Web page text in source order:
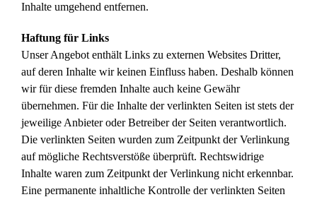
Inhalte umgehend entfernen.
Haftung für Links
Unser Angebot enthält Links zu externen Websites Dritter,
auf deren Inhalte wir keinen Einfluss haben. Deshalb können
wir für diese fremden Inhalte auch keine Gewähr
übernehmen. Für die Inhalte der verlinkten Seiten ist stets der
jeweilige Anbieter oder Betreiber der Seiten verantwortlich.
Die verlinkten Seiten wurden zum Zeitpunkt der Verlinkung
auf mögliche Rechtsverstöße überprüft. Rechtswidrige
Inhalte waren zum Zeitpunkt der Verlinkung nicht erkennbar.
Eine permanente inhaltliche Kontrolle der verlinkten Seiten